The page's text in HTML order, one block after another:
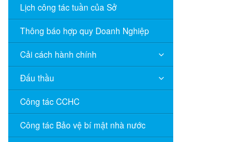
Lịch công tác tuần của Sở
Thông báo hợp quy Doanh Nghiệp
Cải cách hành chính
Đấu thầu
Công tác CCHC
Công tác Bảo vệ bí mật nhà nước